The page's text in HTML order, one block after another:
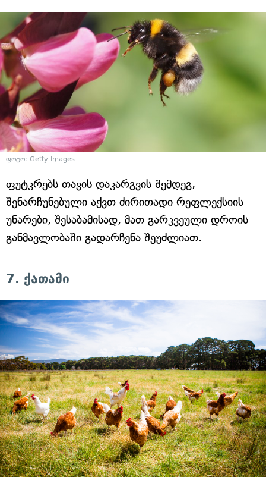
ფოტო: Getty Images
ფუტკრებს თავის დაკარგვის შემდეგ,
შენარჩუნებული აქვთ ძირითადი რეფლექსიის
უნარები, შესაბამისად, მათ გარკვეული დროის
განმავლობაში გადარჩენა შეუძლიათ.
7. ქათამი